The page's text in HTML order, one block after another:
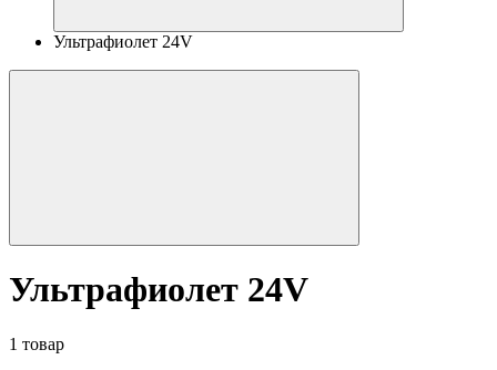
Ультрафиолет 24V
Ультрафиолет 24V
1 товар